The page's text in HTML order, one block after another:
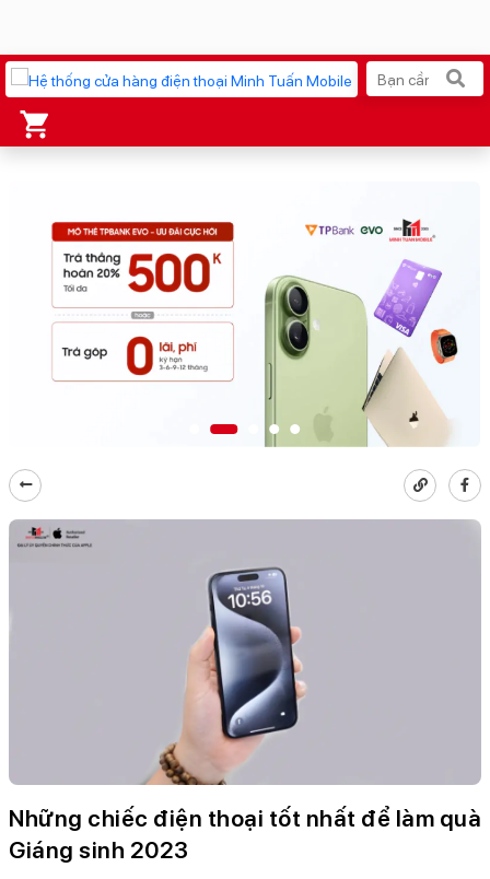
AirTag 2 Mới Galaxy Z8 Series
AirPods 4 OPPO Reno16
Apple Watch S11 Ốp lưng Pitaka
Ốp lưng Apple
Cốc sạc Apple
Những chiếc điện thoại tốt nhất để làm quà
Giáng sinh 2023